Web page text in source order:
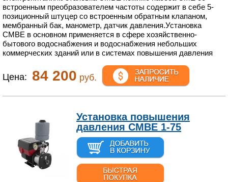
встроенным преобразователем частоты содержит в себе 5-
позиционный штуцер со встроенным обратным клапаном,
мембранный бак, манометр, датчик давления.Установка
СМBЕ в основном применяется в сфере хозяйственно-
бытового водоснабжения и водоснабжения небольших
коммерческих зданий или в системах повышения давления
Цена: 84 200 руб.
Установка повышения
давления CMBE 1-75